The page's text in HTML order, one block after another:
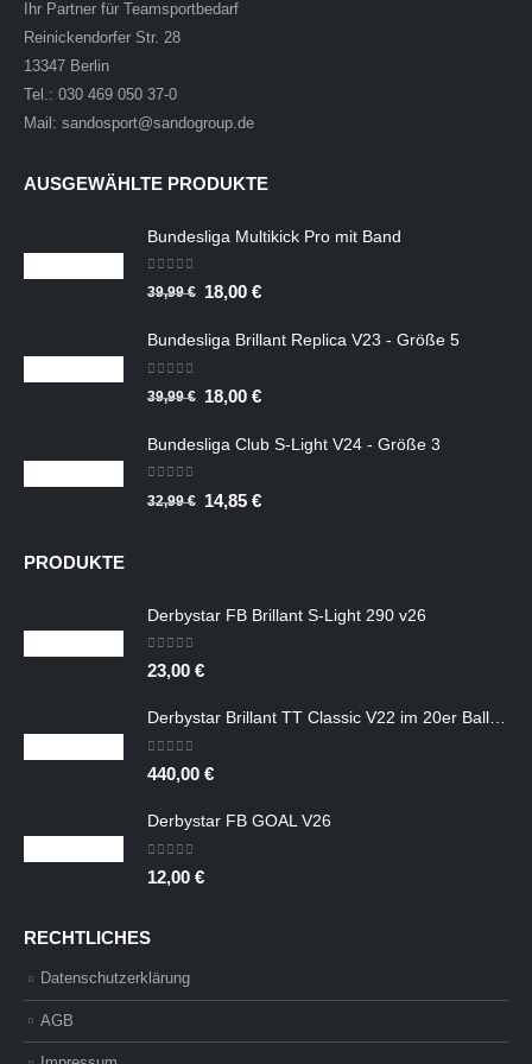
Ihr Partner für Teamsportbedarf
Reinickendorfer Str. 28
13347 Berlin
Tel.: 030 469 050 37-0
Mail: sandosport@sandogroup.de
AUSGEWÄHLTE PRODUKTE
Bundesliga Multikick Pro mit Band
0out of 5
39,99€ Ursprünglicher
war:
18,00 €Aktueller
ist:
Bundesliga Brillant Replica V23 - Größe 5
out of 5
39,99€ Ursprünglicher
war:
18,00 €Aktueller
ist:
Bundesliga Club S-Light V24 - Größe 3
out of 5
32,99€ Ursprünglicher
14,85 €Aktueller
PRODUKTE
Derbystar FB Brillant S-Light 290 v26
0out of 5
23,00 €
Derbystar Brillant TT Classic V22 im 20er Ballpaket
0 out of 5
440,00 €
Derbystar FB GOAL V26
0 out of 5
12,00 €
RECHTLICHES
Datenschutzerklärung
AGB